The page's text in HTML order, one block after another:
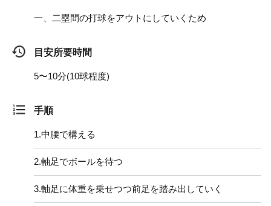
一、二塁間の打球をアウトにしていくため
目安所要時間
5〜10分(10球程度)
手順
1.中腰で構える
2.軸足でボールを待つ
3.軸足に体重を乗せつつ前足を踏み出していく